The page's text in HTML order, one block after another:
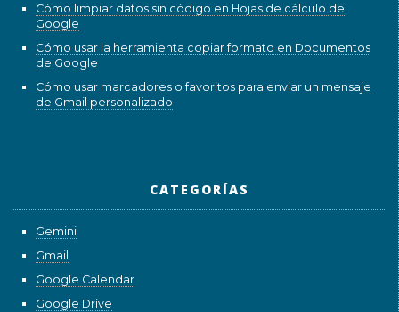
Cómo limpiar datos sin código en Hojas de cálculo de
Google
Cómo usar la herramienta copiar formato en Documentos
de Google
Cómo usar marcadores o favoritos para enviar un mensaje
de Gmail personalizado
CATEGORÍAS
Gemini
Gmail
Google Calendar
Google Drive